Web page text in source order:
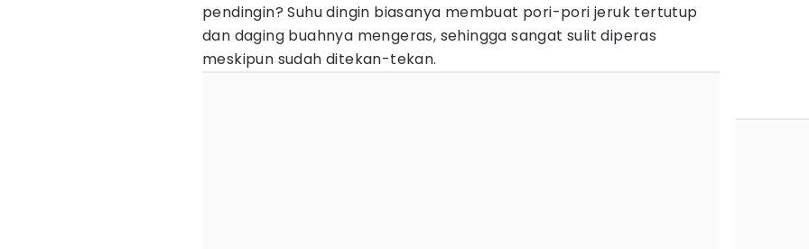
pendingin? Suhu dingin biasanya membuat pori-pori jeruk tertutup
dan daging buahnya mengeras, sehingga sangat sulit diperas
meskipun sudah ditekan-tekan.